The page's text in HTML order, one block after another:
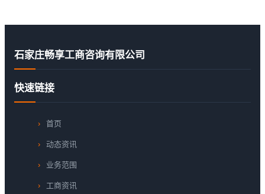
石家庄畅享工商咨询有限公司
快速链接
首页
动态资讯
业务范围
工商资讯